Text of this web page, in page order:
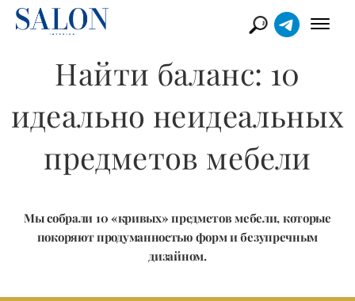
Найти баланс: 10
идеально неидеальных
предметов мебели
Мы собрали 10 «кривых» предметов мебели, которые
покоряют продуманностью форм и безупречным
дизайном.